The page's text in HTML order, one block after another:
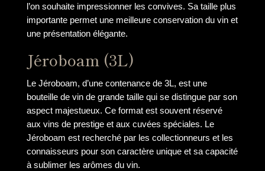
l’on souhaite impressionner les convives. Sa taille plus
importante permet une meilleure conservation du vin et
une présentation élégante.
Jéroboam (3L)
Le Jéroboam, d’une contenance de 3L, est une
bouteille de vin de grande taille qui se distingue par son
aspect majestueux. Ce format est souvent réservé
aux vins de prestige et aux cuvées spéciales. Le
Jéroboam est recherché par les collectionneurs et les
connaisseurs pour son caractère unique et sa capacité
à sublimer les arômes du vin.